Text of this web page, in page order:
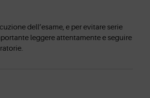
dell’esame, e per evitare serie
leggere attentamente e seguire